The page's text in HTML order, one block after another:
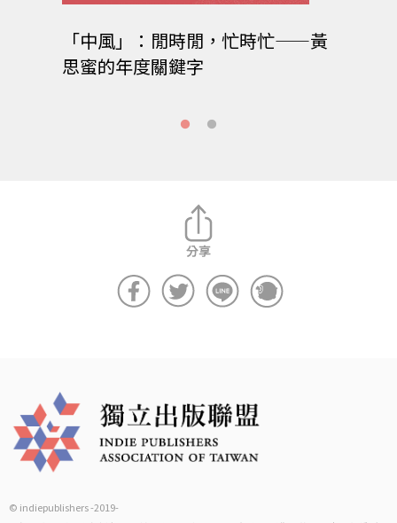
「中風」：閒時閒，忙時忙——黃
思蜜的年度關鍵字
© indiepublishers -2019-